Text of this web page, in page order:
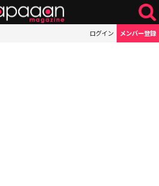
ログイン メンバー登録